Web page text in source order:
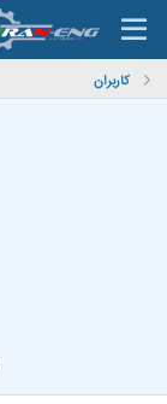
کاربران